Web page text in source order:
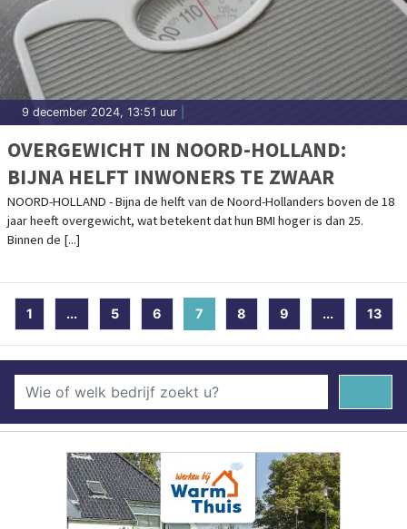
9 december 2024, 13:51 uur
OVERGEWICHT IN NOORD-HOLLAND:
BIJNA HELFT INWONERS TE ZWAAR
NOORD-HOLLAND - Bijna de helft van de Noord-Hollanders boven de 18
jaar heeft overgewicht, wat betekent dat hun BMI hoger is dan 25.
Binnen de [...]
1 ... 5 6 7 (current)
8 9 ... 13